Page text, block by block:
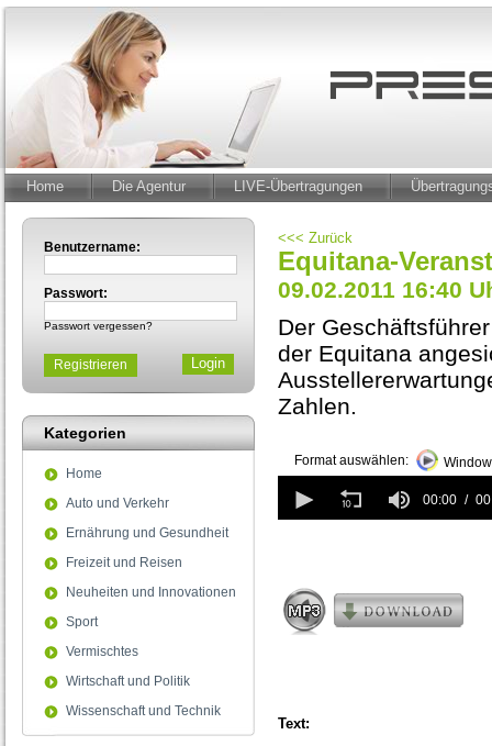
Home Die Agentur LIVE-Übertragungen
Benutzername:
Passwort:
Passwort vergessen?
Registrieren
Kategorien
Home
Auto und Verkehr
Ernährung und Gesundheit
Freizeit und Reisen
Neuheiten und Innovationen
Sport
Vermischtes
Wirtschaft und Politik
Wissenschaft und Technik
<<< Zurück
Equitana-
09.02.2011 16:40
Der
der Equitana
Zahlen.
Format auswählen:
seconds
of
00:00
Text: